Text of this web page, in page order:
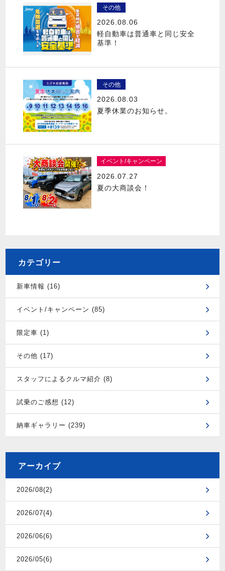
その他
2026.08.06
軽自動車は普通車と同じ安全
基準！
その他
2026.08.03
夏季休業のお知らせ。
イベント/キャンペーン
2026.07.27
夏の大商談会！
カテゴリー
新車情報 (16)
イベント/キャンペーン (85)
限定車 (1)
その他 (17)
スタッフによるクルマ紹介 (8)
試乗のご感想 (12)
納車ギャラリー (239)
アーカイブ
2026/08(2)
2026/07(4)
2026/06(6)
2026/05(6)